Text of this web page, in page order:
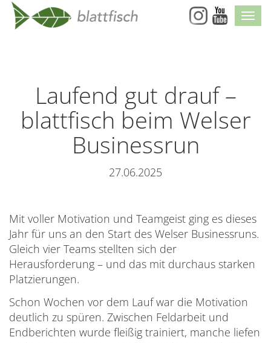
Skip
Navigation
Laufend gut drauf –
blattfisch beim Welser
Businessrun
27.06.2025
Mit voller Motivation und Teamgeist ging es dieses
Jahr für uns an den Start des Welser Businessruns.
Gleich vier Teams stellten sich der
Herausforderung – und das mit durchaus starken
Platzierungen.
Schon Wochen vor dem Lauf war die Motivation
deutlich zu spüren. Zwischen Feldarbeit und
Endberichten wurde fleißig trainiert, manche liefen